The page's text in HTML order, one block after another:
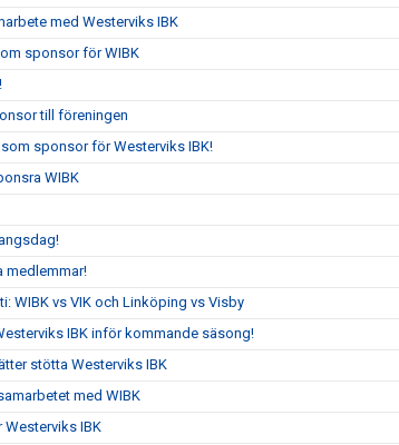
med Westerviks IBK
sponsor för WIBK
till föreningen
sponsor för Westerviks IBK!
WIBK
medlemmar!
WIBK vs VIK och Linköping vs Visby
IBK inför kommande säsong!
stötta Westerviks IBK
med WIBK
IBK